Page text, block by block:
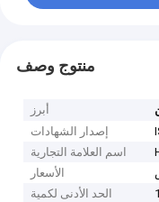
منتوج وصف
أبرز
إصدار الشهادات
اسم العلامة التجارية
الأسعار
الحد الأدنى لكمية